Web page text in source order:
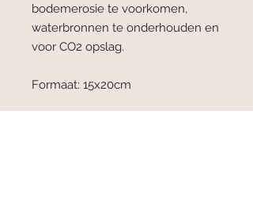
bodemerosie te voorkomen,
waterbronnen te onderhouden en
voor CO2 opslag.
Formaat: 15x20cm